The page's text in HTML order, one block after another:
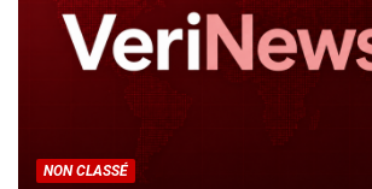
NON CLASSÉ